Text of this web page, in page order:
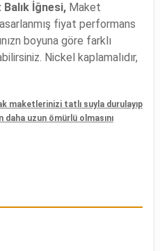
İğnesi, Maket
fiyat performans
boyuna göre farklı
Nickel kaplamalıdır,
maketlerinizi tatlı suyla durulayıp
uzun ömürlü olmasını